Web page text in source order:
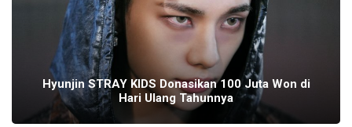
Hyunjin STRAY KIDS Donasikan 100 Juta Won di
Hari Ulang Tahunnya